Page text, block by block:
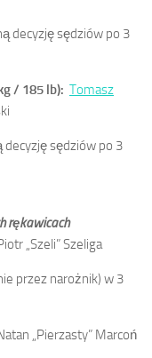
decyzję sędziów po 3
/ 185 lb): Tomasz
decyzję sędziów po 3
rękawicach
„Szeli” Szeliga
przez narożnik) w 3
„Pierzasty” Marcoń